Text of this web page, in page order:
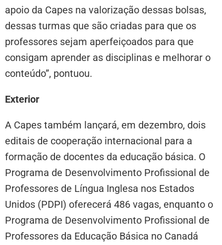
apoio da Capes na valorização dessas bolsas,
dessas turmas que são criadas para que os
professores sejam aperfeiçoados para que
consigam aprender as disciplinas e melhorar o
conteúdo”, pontuou.
Exterior
A Capes também lançará, em dezembro, dois
editais de cooperação internacional para a
formação de docentes da educação básica. O
Programa de Desenvolvimento Profissional de
Professores de Língua Inglesa nos Estados
Unidos (PDPI) oferecerá 486 vagas, enquanto o
Programa de Desenvolvimento Profissional de
Professores da Educação Básica no Canadá